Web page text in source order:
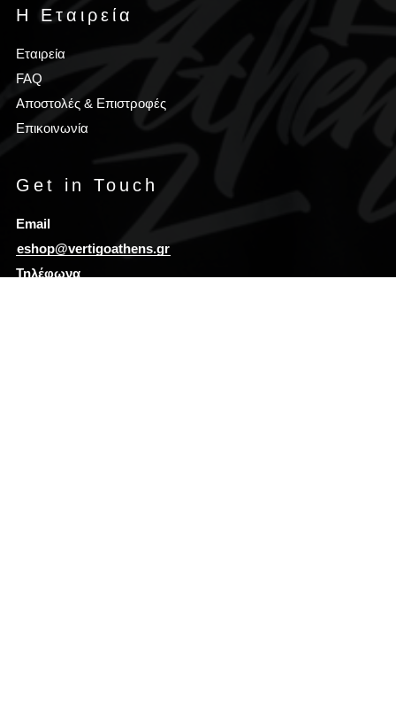
Η Εταιρεία
Εταιρεία
FAQ
Αποστολές & Επιστροφές
Επικοινωνία
Get in Touch
Email
eshop@vertigoathens.gr
Τηλέφωνα